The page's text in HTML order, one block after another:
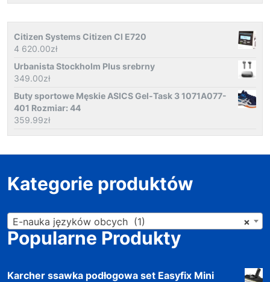
Citizen Systems Citizen Cl E720
4 620.00zł
Urbanista Stockholm Plus srebrny
349.00zł
Buty sportowe Męskie ASICS Gel-Task 3 1071A077-
401 Rozmiar: 44
359.99zł
Kategorie produktów
×
E-nauka języków obcych (1)
Popularne Produkty
Karcher ssawka podłogowa set Easyfix Mini